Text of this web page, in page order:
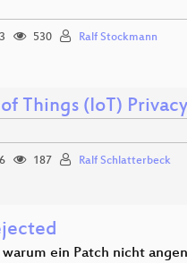
530 Ralf Stockmann
Things (IoT)
187 Ralf Schlatterbeck
warum ein Patch nicht